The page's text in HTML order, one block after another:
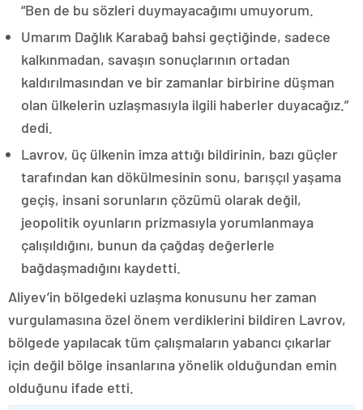
“Ben de bu sözleri duymayacağımı umuyorum.
Umarım Dağlık Karabağ bahsi geçtiğinde, sadece
kalkınmadan, savaşın sonuçlarının ortadan
kaldırılmasından ve bir zamanlar birbirine düşman
olan ülkelerin uzlaşmasıyla ilgili haberler duyacağız.”
dedi.
Lavrov, üç ülkenin imza attığı bildirinin, bazı güçler
tarafından kan dökülmesinin sonu, barışçıl yaşama
geçiş, insani sorunların çözümü olarak değil,
jeopolitik oyunların prizmasıyla yorumlanmaya
çalışıldığını, bunun da çağdaş değerlerle
bağdaşmadığını kaydetti.
Aliyev’in bölgedeki uzlaşma konusunu her zaman
vurgulamasına özel önem verdiklerini bildiren Lavrov,
bölgede yapılacak tüm çalışmaların yabancı çıkarlar
için değil bölge insanlarına yönelik olduğundan emin
olduğunu ifade etti.